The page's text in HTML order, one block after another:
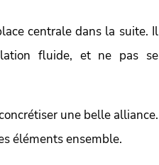
centrale dans la suite. Il
fluide, et ne pas se
une belle alliance.
éléments ensemble.